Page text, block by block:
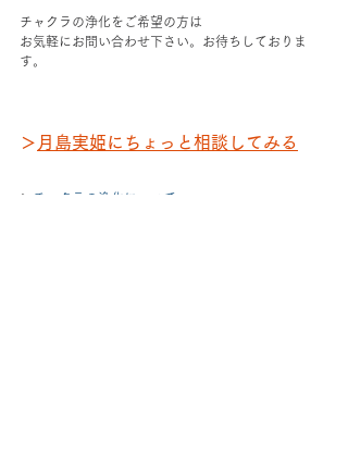
チャクラの浄化をご希望の方は
お気軽にお問い合わせ下さい。お待ちしておりま
す。
＞ 月島実姫にちょっと相談してみる
＞ チャクラの浄化について